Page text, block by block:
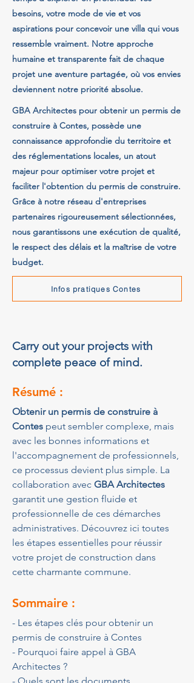
besoins, votre mode de vie et vos
aspirations pour concevoir une villa qui vous
ressemble vraiment. Notre approche
humaine et transparente fait de chaque
projet une aventure partagée, où vos envies
deviennent notre priorité absolue.
GBA Architectes pour obtenir un permis de
construire à Contes, possède une
connaissance approfondie du territoire et
des réglementations locales, un atout
majeur pour optimiser votre projet et
faciliter l'obtention du permis de construire.
Grâce à notre réseau d'entreprises
partenaires rigoureusement sélectionnées,
nous garantissons une exécution de qualité,
le respect des délais et la maîtrise de votre
budget.
Infos pratiques Contes
Carry out your projects with
complete peace of mind.
Résumé :
Obtenir un permis de construire à
Contes peut sembler complexe, mais
avec les bonnes informations et
l'accompagnement de professionnels,
ce processus devient plus simple. La
collaboration avec GBA Architectes
garantit une gestion fluide et
professionnelle de ces démarches
administratives. Découvrez ici toutes
les étapes essentielles pour réussir
votre projet de construction dans
cette charmante commune.
Sommaire :
- Les étapes clés pour obtenir un
permis de construire à Contes
- Pourquoi faire appel à GBA
Architectes ?